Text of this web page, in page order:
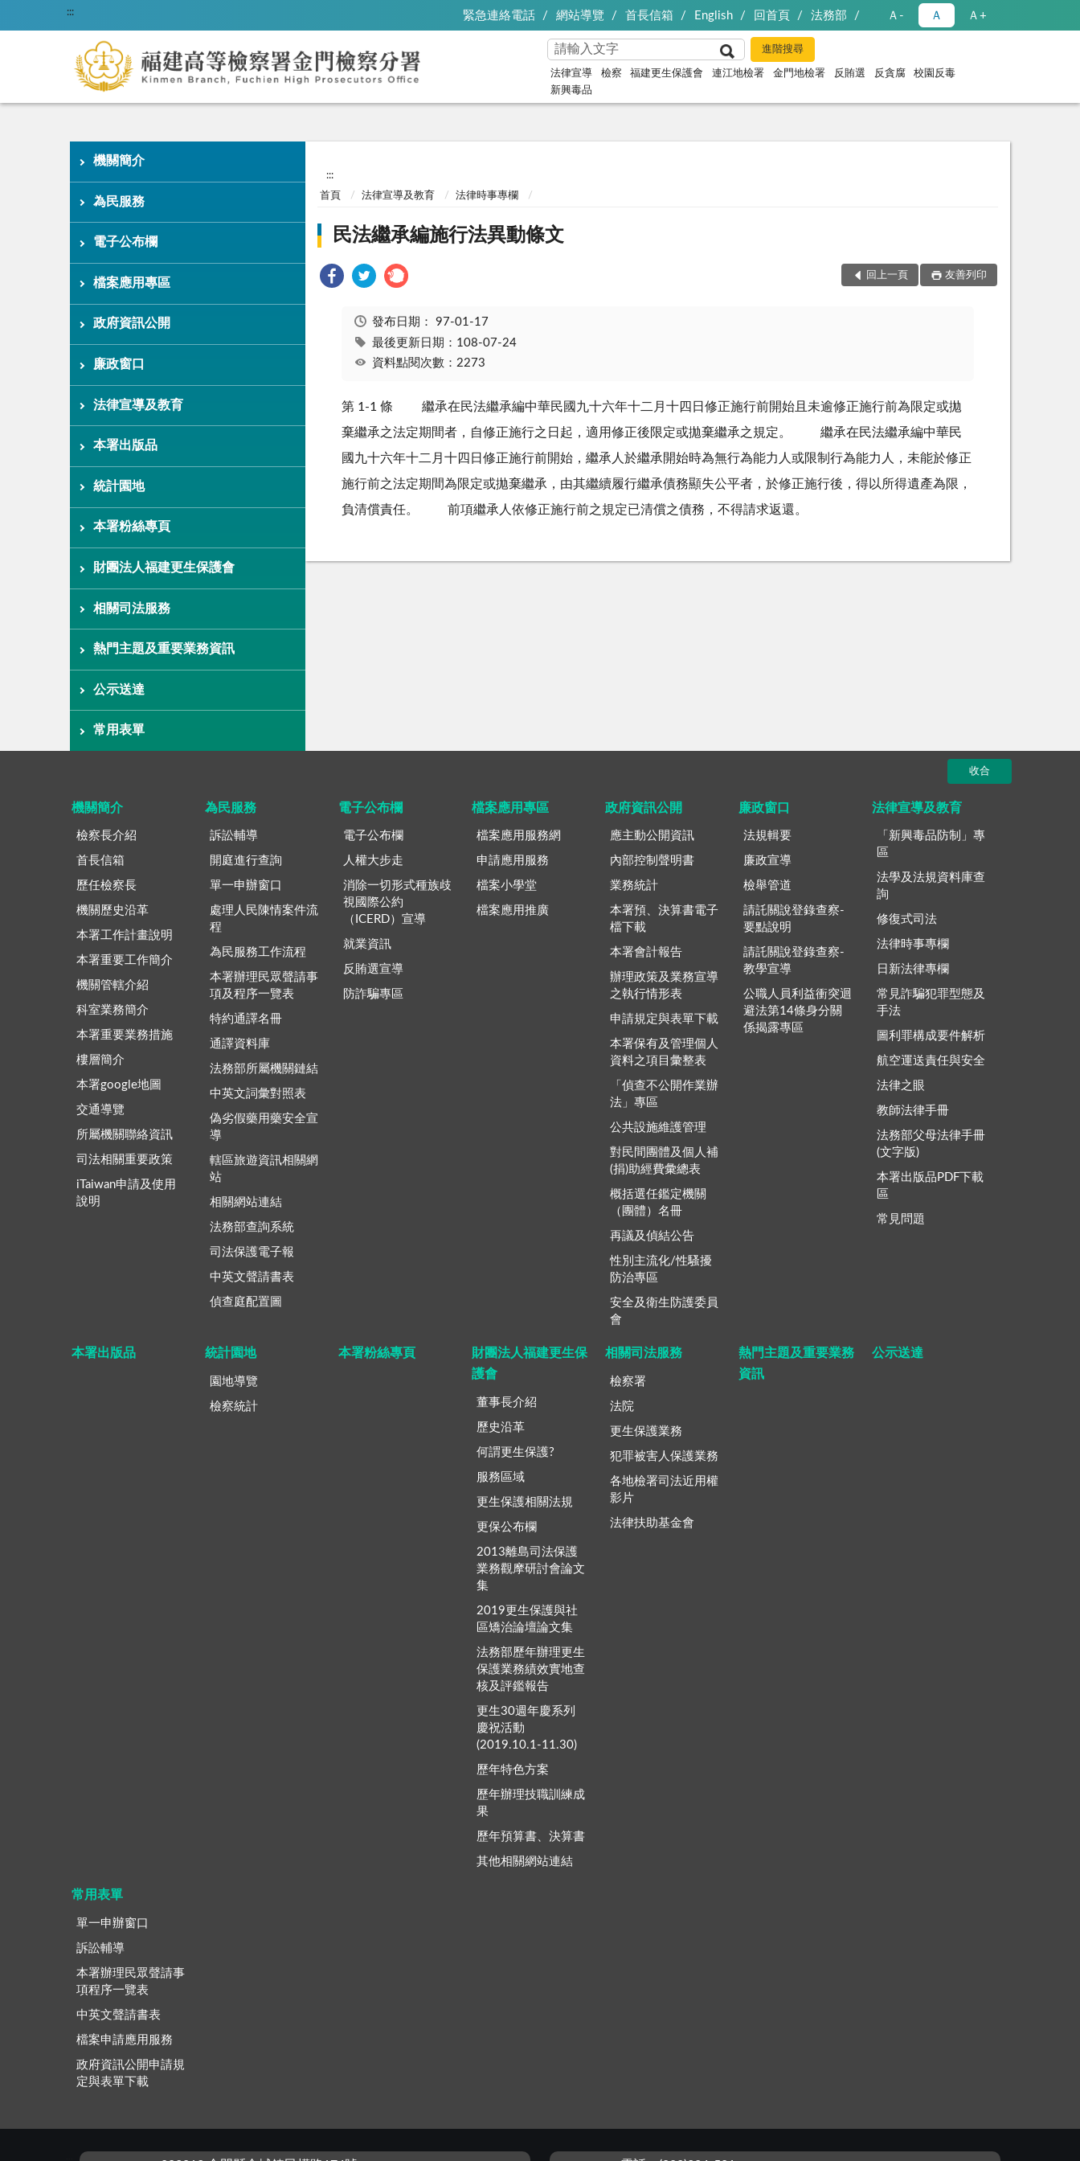
::: 緊急連絡電話 網站導覽 首長信箱 English 回首頁 法務部 Ａ- Ａ Ａ+
法律宣導 檢察 福建更生保護會 連江地檢署 金門地檢署 反賄選 反貪腐
校園反毒
新興毒品
機關簡介
為民服務
電子公布欄
檔案應用專區
政府資訊公開
廉政窗口
法律宣導及教育
本署出版品
統計園地
本署粉絲專頁
財團法人福建更生保護會
相關司法服務
熱門主題及重要業務資訊
公示送達
常用表單
:::
首頁 法律宣導及教育 法律時事專欄
民法繼承編施行法異動條文
回上一頁 友善列印
發布日期： 97-01-17
最後更新日期：108-07-24
資料點閱次數：2273
第 1-1 條 繼承在民法繼承編中華民國九十六年十二月十四日修正施行前開始且未逾修正施行前為限定或拋
棄繼承之法定期間者，自修正施行之日起，適用修正後限定或拋棄繼承之規定。 繼承在民法繼承編中華民
國九十六年十二月十四日修正施行前開始，繼承人於繼承開始時為無行為能力人或限制行為能力人，未能於修正
施行前之法定期間為限定或拋棄繼承，由其繼續履行繼承債務顯失公平者，於修正施行後，得以所得遺產為限，
負清償責任。 前項繼承人依修正施行前之規定已清償之債務，不得請求返還。
收合
機關簡介
檢察長介紹
首長信箱
歷任檢察長
機關歷史沿革
本署工作計畫說明
本署重要工作簡介
機關管轄介紹
科室業務簡介
本署重要業務措施
樓層簡介
本署google地圖
交通導覽
所屬機關聯絡資訊
司法相關重要政策
iTaiwan申請及使用
說明
為民服務
訴訟輔導
開庭進行查詢
單一申辦窗口
處理人民陳情案件流
程
為民服務工作流程
本署辦理民眾聲請事
項及程序一覽表
特約通譯名冊
通譯資料庫
法務部所屬機關鏈結
中英文詞彙對照表
偽劣假藥用藥安全宣
導
轄區旅遊資訊相關網
站
相關網站連結
法務部查詢系統
司法保護電子報
中英文聲請書表
偵查庭配置圖
電子公布欄
電子公布欄
人權大步走
消除一切形式種族歧
視國際公約
（ICERD）宣導
就業資訊
反賄選宣導
防詐騙專區
檔案應用專區
檔案應用服務網
申請應用服務
檔案小學堂
檔案應用推廣
政府資訊公開
應主動公開資訊
內部控制聲明書
業務統計
本署預、決算書電子
檔下載
本署會計報告
辦理政策及業務宣導
之執行情形表
申請規定與表單下載
本署保有及管理個人
資料之項目彙整表
「偵查不公開作業辦
法」專區
公共設施維護管理
對民間團體及個人補
(捐)助經費彙總表
概括選任鑑定機關
（團體）名冊
再議及偵結公告
性別主流化/性騷擾
防治專區
安全及衛生防護委員
會
廉政窗口
法規輯要
廉政宣導
檢舉管道
請託關說登錄查察-
要點說明
請託關說登錄查察-
教學宣導
公職人員利益衝突迴
避法第14條身分關
係揭露專區
法律宣導及教育
「新興毒品防制」專
區
法學及法規資料庫查
詢
修復式司法
法律時事專欄
日新法律專欄
常見詐騙犯罪型態及
手法
圖利罪構成要件解析
航空運送責任與安全
法律之眼
教師法律手冊
法務部父母法律手冊
(文字版)
本署出版品PDF下載
區
常見問題
本署出版品 統計園地
園地導覽
檢察統計
本署粉絲專頁
財團法人福建更生保
護會
董事長介紹
歷史沿革
何謂更生保護?
服務區域
更生保護相關法規
更保公布欄
2013離島司法保護
業務觀摩研討會論文
集
2019更生保護與社
區矯治論壇論文集
法務部歷年辦理更生
保護業務績效實地查
核及評鑑報告
更生30週年慶系列
慶祝活動
(2019.10.1-11.30)
歷年特色方案
歷年辦理技職訓練成
果
歷年預算書、決算書
其他相關網站連結
相關司法服務
檢察署
法院
更生保護業務
犯罪被害人保護業務
各地檢署司法近用權
影片
法律扶助基金會
熱門主題及重要業務
資訊
公示送達
常用表單
單一申辦窗口
訴訟輔導
本署辦理民眾聲請事
項程序一覽表
中英文聲請書表
檔案申請應用服務
政府資訊公開申請規
定與表單下載